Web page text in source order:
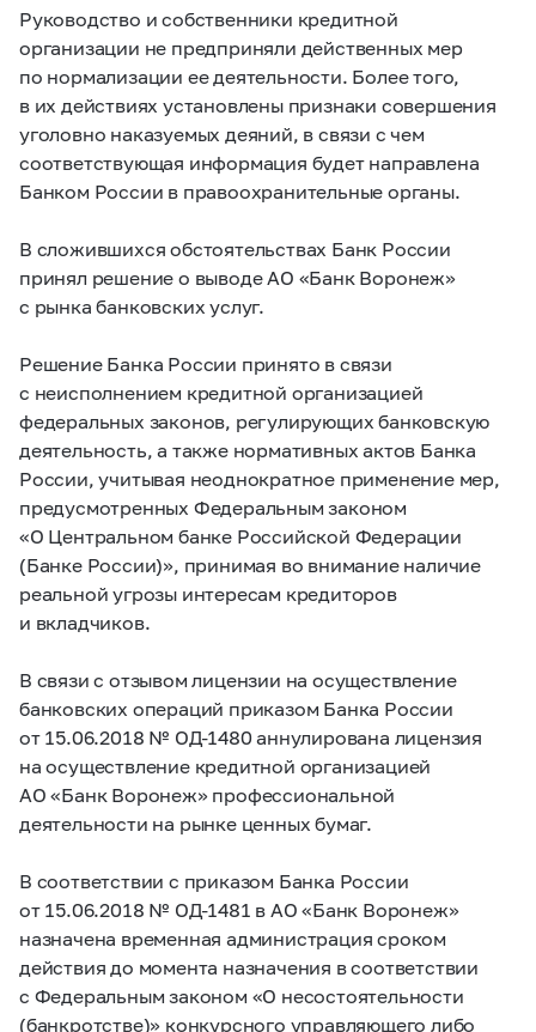
Руководство и собственники кредитной
организации не предприняли действенных мер
по нормализации ее деятельности. Более того,
в их действиях установлены признаки совершения
уголовно наказуемых деяний, в связи с чем
соответствующая информация будет направлена
Банком России в правоохранительные органы.
В сложившихся обстоятельствах Банк России
принял решение о выводе АО «Банк Воронеж»
с рынка банковских услуг.
Решение Банка России принято в связи
с неисполнением кредитной организацией
федеральных законов, регулирующих банковскую
деятельность, а также нормативных актов Банка
России, учитывая неоднократное применение мер,
предусмотренных Федеральным законом
«O Центральном банке Российской Федерации
(Банке России)», принимая во внимание наличие
реальной угрозы интересам кредиторов
и вкладчиков.
В связи с отзывом лицензии на осуществление
банковских операций приказом Банка России
от 15.06.2018 № ОД-1480 аннулирована лицензия
на осуществление кредитной организацией
АО «Банк Воронеж» профессиональной
деятельности на рынке ценных бумаг.
В соответствии с приказом Банка России
от 15.06.2018 № ОД-1481 в АО «Банк Воронеж»
назначена временная администрация сроком
действия до момента назначения в соответствии
с Федеральным законом «О несостоятельности
(банкротстве)» конкурсного управляющего либо